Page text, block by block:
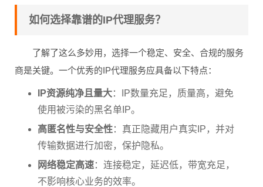
如何选择靠谱的IP代理服务？
了解了这么多妙用，选择一个稳定、安全、合规的服务
商是关键。一个优秀的IP代理服务应具备以下特点：
IP资源纯净且量大：IP数量充足，质量高，避免
使用被污染的黑名单IP。
高匿名性与安全性：真正隐藏用户真实IP，并对
传输数据进行加密，保护隐私。
网络稳定高速：连接稳定，延迟低，带宽充足，
不影响核心业务的效率。